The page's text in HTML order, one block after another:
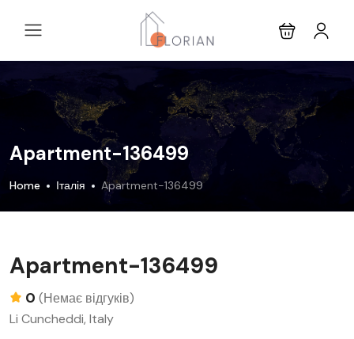
Apartment-136499
Home Італія Apartment-136499
Apartment-136499
0 (Немає відгуків)
Li Cuncheddi, Italy